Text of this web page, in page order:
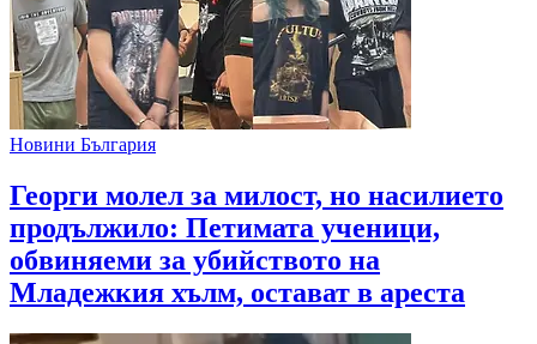
Новини България
Георги молел за милост, но насилието
продължило: Петимата ученици,
обвиняеми за убийството на
Младежкия хълм, остават в ареста